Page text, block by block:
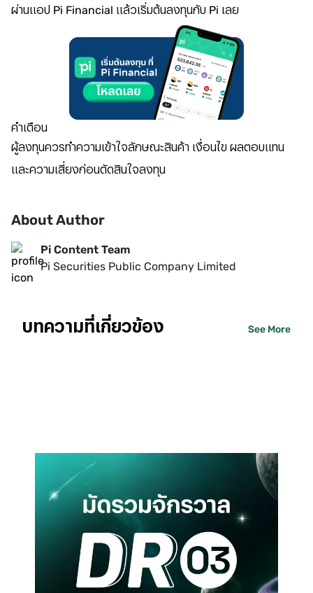
ผ่านแอป Pi Financial แล้วเริ่มต้นลงทุนกับ Pi เลย
คำเตือน
ผู้ลงทุนควรทำความเข้าใจลักษณะสินค้า เงื่อนไข ผลตอบแทน
และความเสี่ยงก่อนตัดสินใจลงทุน
About Author
Pi Content Team
Pi Securities Public Company Limited
บทความที่เกี่ยวข้อง See More